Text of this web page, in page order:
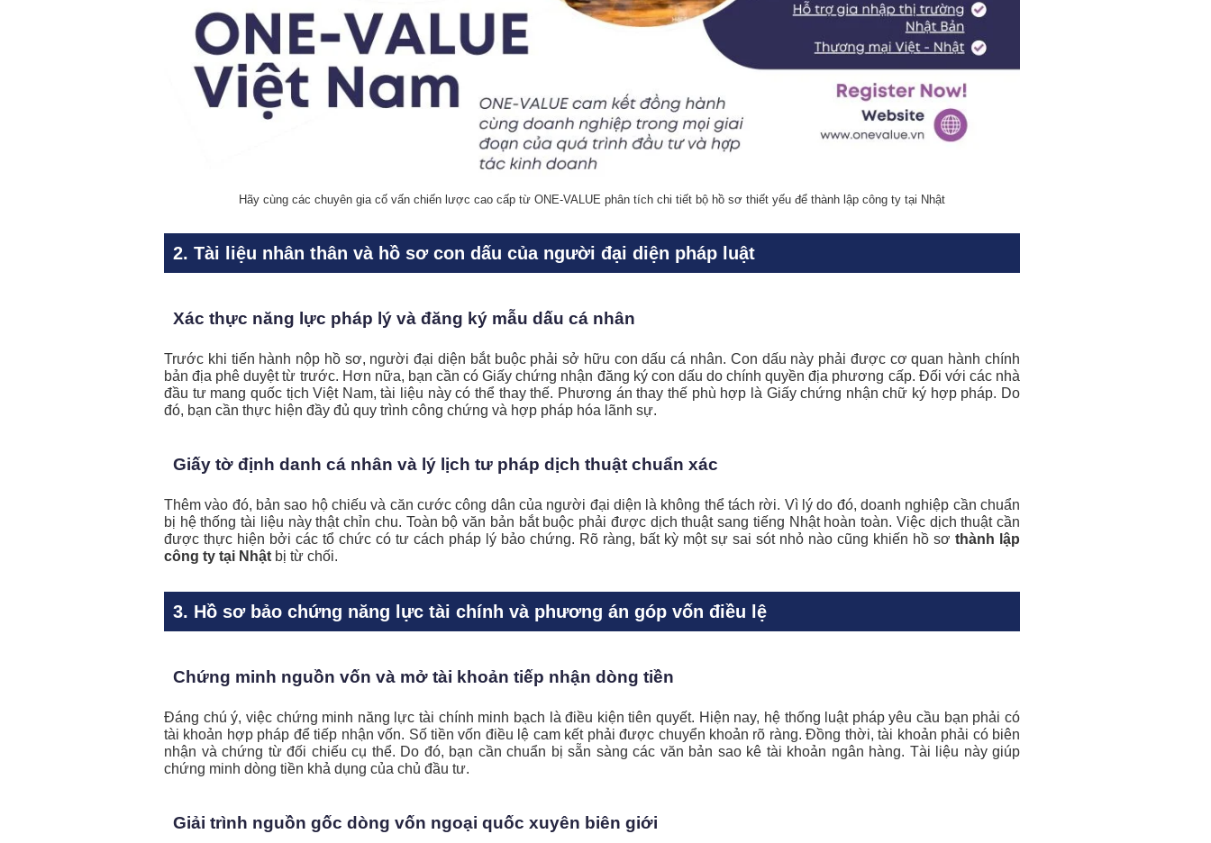
Hãy cùng các chuyên gia cố vấn chiến lược cao cấp từ ONE-VALUE phân tích chi tiết bộ hồ sơ thiết yếu để thành lập công ty tại Nhật
2. Tài liệu nhân thân và hồ sơ con dấu của người đại diện pháp luật
Xác thực năng lực pháp lý và đăng ký mẫu dấu cá nhân
Trước khi tiến hành nộp hồ sơ, người đại diện bắt buộc phải sở hữu con dấu cá nhân. Con dấu này phải được cơ quan hành chính
bản địa phê duyệt từ trước. Hơn nữa, bạn cần có Giấy chứng nhận đăng ký con dấu do chính quyền địa phương cấp. Đối với các nhà
đầu tư mang quốc tịch Việt Nam, tài liệu này có thể thay thế. Phương án thay thế phù hợp là Giấy chứng nhận chữ ký hợp pháp. Do
đó, bạn cần thực hiện đầy đủ quy trình công chứng và hợp pháp hóa lãnh sự.
Giấy tờ định danh cá nhân và lý lịch tư pháp dịch thuật chuẩn xác
Thêm vào đó, bản sao hộ chiếu và căn cước công dân của người đại diện là không thể tách rời. Vì lý do đó, doanh nghiệp cần chuẩn
bị hệ thống tài liệu này thật chỉn chu. Toàn bộ văn bản bắt buộc phải được dịch thuật sang tiếng Nhật hoàn toàn. Việc dịch thuật cần
được thực hiện bởi các tổ chức có tư cách pháp lý bảo chứng. Rõ ràng, bất kỳ một sự sai sót nhỏ nào cũng khiến hồ sơ thành lập
công ty tại Nhật bị từ chối.
3. Hồ sơ bảo chứng năng lực tài chính và phương án góp vốn điều lệ
Chứng minh nguồn vốn và mở tài khoản tiếp nhận dòng tiền
Đáng chú ý, việc chứng minh năng lực tài chính minh bạch là điều kiện tiên quyết. Hiện nay, hệ thống luật pháp yêu cầu bạn phải có
tài khoản hợp pháp để tiếp nhận vốn. Số tiền vốn điều lệ cam kết phải được chuyển khoản rõ ràng. Đồng thời, tài khoản phải có biên
nhận và chứng từ đối chiếu cụ thể. Do đó, bạn cần chuẩn bị sẵn sàng các văn bản sao kê tài khoản ngân hàng. Tài liệu này giúp
chứng minh dòng tiền khả dụng của chủ đầu tư.
Giải trình nguồn gốc dòng vốn ngoại quốc xuyên biên giới